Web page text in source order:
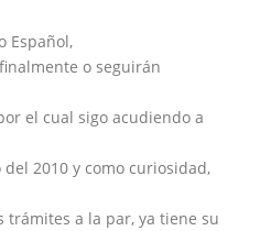
Español,
o seguirán
el cual sigo acudiendo a
2010 y como curiosidad,
trámites a la par, ya tiene su